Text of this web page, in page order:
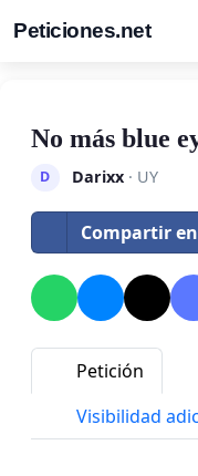
Peticiones.net
No más blue
D Darixx· UY
Compartir
Petición
Visibilidad